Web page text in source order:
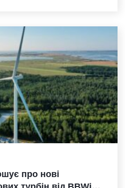
про нові